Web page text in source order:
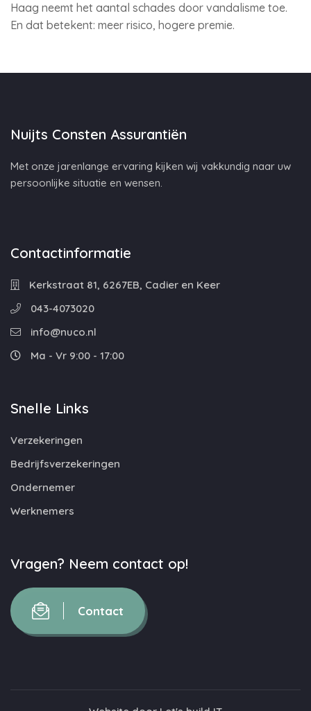
Haag neemt het aantal schades door vandalisme toe.
En dat betekent: meer risico, hogere premie.
Nuijts Consten Assurantiën
Met onze jarenlange ervaring kijken wij vakkundig naar uw
persoonlijke situatie en wensen.
Contactinformatie
Kerkstraat 81, 6267EB, Cadier en Keer
043-4073020
info@nuco.nl
Ma - Vr 9:00 - 17:00
Snelle Links
Verzekeringen
Bedrijfsverzekeringen
Ondernemer
Werknemers
Vragen? Neem contact op!
Contact